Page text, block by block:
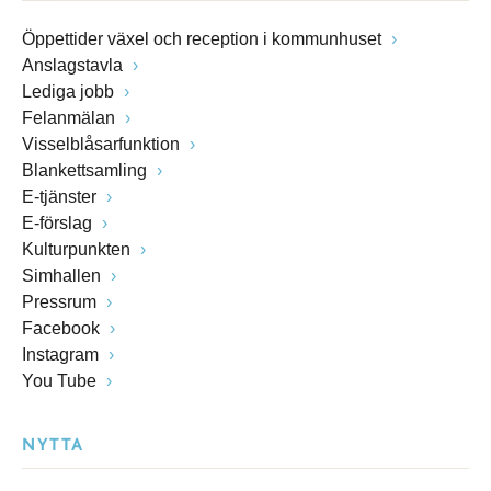
Öppettider växel och reception i kommunhuset
Anslagstavla
Lediga jobb
Felanmälan
Visselblåsarfunktion
Blankettsamling
E-tjänster
E-förslag
Kulturpunkten
Simhallen
Pressrum
Facebook
Instagram
You Tube
NYTTA